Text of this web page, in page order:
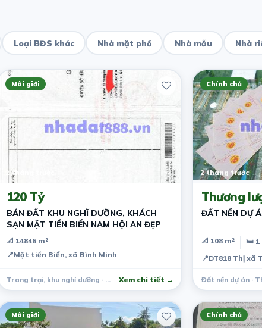
Loại BĐS khác Nhà mặt phố Nhà mẫu Nhà
Môi giới
2 tháng trước
120 Tỷ
BÁN ĐẤT KHU NGHĨ DƯỠNG, KHÁCH
SẠN MẶT TIỀN BIỂN NAM HỘI AN ĐẸP
📐 14846 m²
📍Mặt tiền Biển, xã Bình Minh
Trang trại, khu nghỉ dưỡng · Thăng Bình Xem chi tiết →
Chính chủ
2 tháng trước
Thương
ĐẤT NỀN DỰ
📐 108 m² 🛏 1
📍DT818 Thị xã
Đất nền dự án ·
Môi giới Chính chủ